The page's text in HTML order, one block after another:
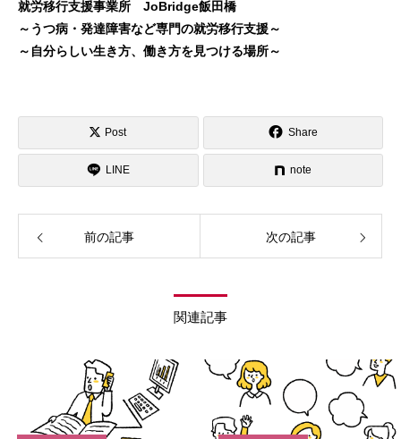
就労移行支援事業所 JoBridge飯田橋
～うつ病・発達障害など専門の就労移行支援～
～自分らしい生き方、働き方を見つける場所～
Post Share
LINE note
前の記事 次の記事
関連記事